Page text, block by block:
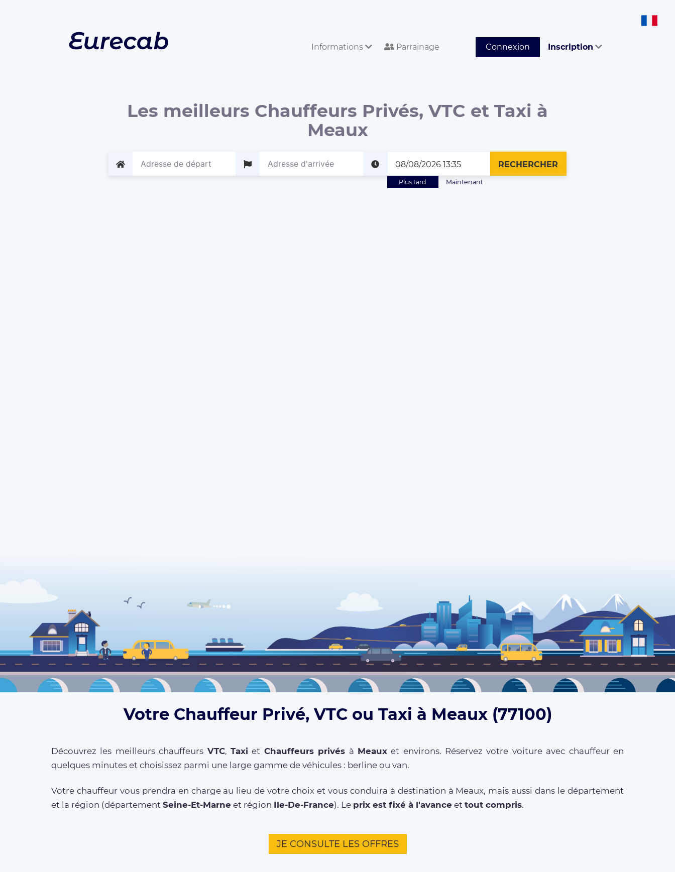
Informations Parrainage Connexion Inscription
Les meilleurs Chauffeurs Privés, VTC et Taxi à
Meaux
Maintenant
Plus tard
RECHERCHER
Votre Chauffeur Privé, VTC ou Taxi à Meaux (77100)
Découvrez les meilleurs chauffeurs VTC, Taxi et Chauffeurs privés à Meauxet environs. Réservez votre voiture avec chauffeur en
quelques minutes et choisissez parmi une large gamme de véhicules : berline ou van.
Votre chauffeur vous prendra en charge au lieu de votre choix et vous conduira à destination à Meaux, mais aussi dans le département
et la région (département Seine-Et-Marne et région Ile-De-France). Le prix est fixé à l'avance et tout compris.
JE CONSULTE LES OFFRES